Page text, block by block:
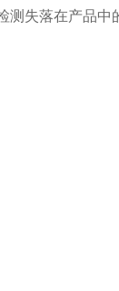
测失落在产品中